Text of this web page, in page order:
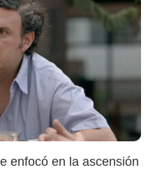
enfocó en la ascensión